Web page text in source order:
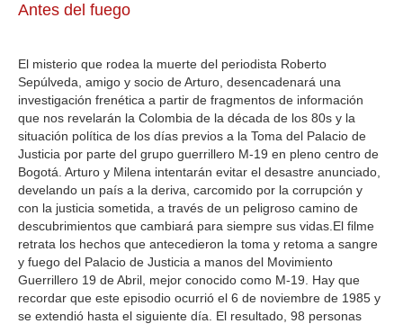
Antes del fuego
El misterio que rodea la muerte del periodista Roberto
Sepúlveda, amigo y socio de Arturo, desencadenará una
investigación frenética a partir de fragmentos de información
que nos revelarán la Colombia de la década de los 80s y la
situación política de los días previos a la Toma del Palacio de
Justicia por parte del grupo guerrillero M-19 en pleno centro de
Bogotá. Arturo y Milena intentarán evitar el desastre anunciado,
develando un país a la deriva, carcomido por la corrupción y
con la justicia sometida, a través de un peligroso camino de
descubrimientos que cambiará para siempre sus vidas.El filme
retrata los hechos que antecedieron la toma y retoma a sangre
y fuego del Palacio de Justicia a manos del Movimiento
Guerrillero 19 de Abril, mejor conocido como M-19. Hay que
recordar que este episodio ocurrió el 6 de noviembre de 1985 y
se extendió hasta el siguiente día. El resultado, 98 personas